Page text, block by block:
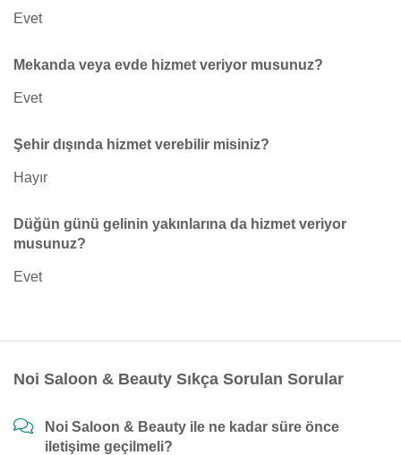
Evet
Mekanda veya evde hizmet veriyor musunuz?
Evet
Şehir dışında hizmet verebilir misiniz?
Hayır
Düğün günü gelinin yakınlarına da hizmet veriyor
musunuz?
Evet
Noi Saloon & Beauty Sıkça Sorulan Sorular
Noi Saloon & Beauty ile ne kadar süre önce
iletişime geçilmeli?